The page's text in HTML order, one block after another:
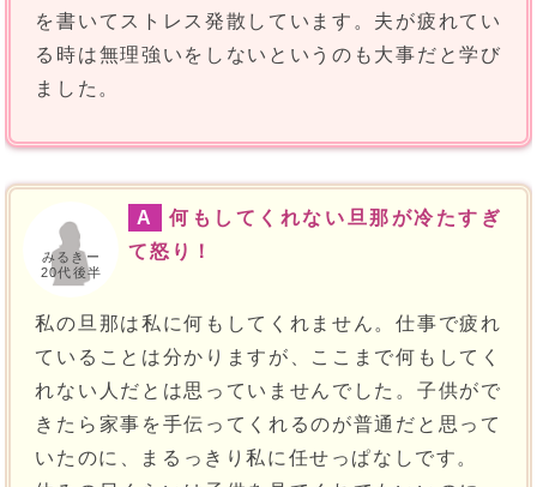
を書いてストレス発散しています。夫が疲れてい
る時は無理強いをしないというのも大事だと学び
ました。
みるきー
20代後半
A
何もしてくれない旦那が冷たすぎ
て怒り！
私の旦那は私に何もしてくれません。仕事で疲れ
ていることは分かりますが、ここまで何もしてく
れない人だとは思っていませんでした。子供がで
きたら家事を手伝ってくれるのが普通だと思って
いたのに、まるっきり私に任せっぱなしです。